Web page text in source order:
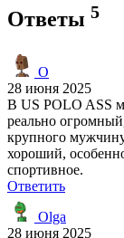
Ответы 5
O
28 июня 2025
В US POLO ASS
реально
крупного
хороший,
спортивное.
Ответить
Olga
28 июня 2025